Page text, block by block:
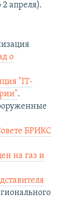
апреля).
о
"IT-
.
БРИКС
на газ и